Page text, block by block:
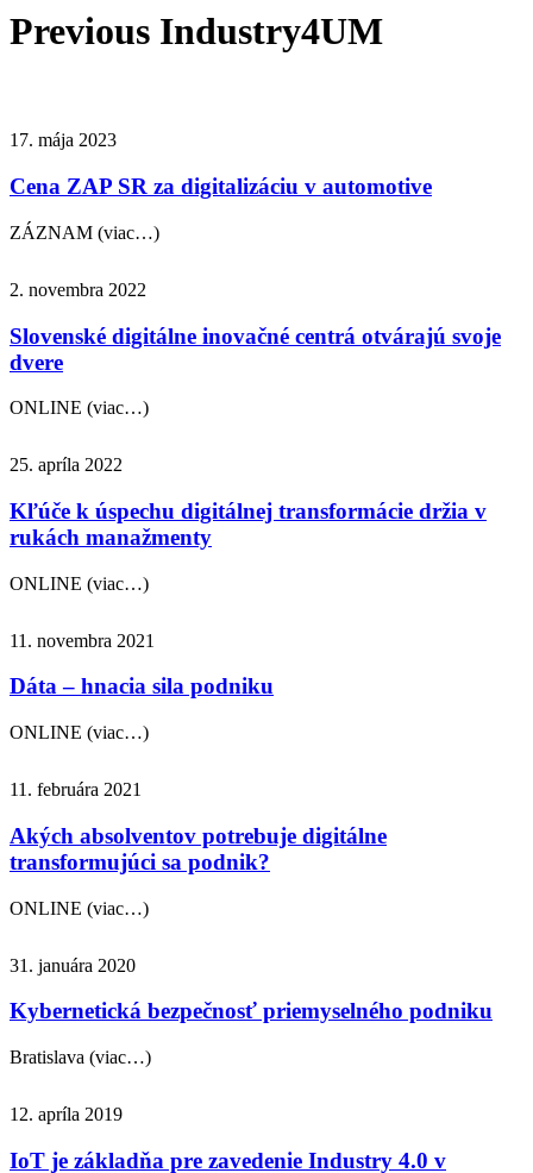
Previous Industry4UM
17. mája 2023
Cena ZAP SR za digitalizáciu v automotive
ZÁZNAM (viac…)
2. novembra 2022
Slovenské digitálne inovačné centrá otvárajú svoje
dvere
ONLINE (viac…)
25. apríla 2022
Kľúče k úspechu digitálnej transformácie držia v
rukách manažmenty
ONLINE (viac…)
11. novembra 2021
Dáta – hnacia sila podniku
ONLINE (viac…)
11. februára 2021
Akých absolventov potrebuje digitálne
transformujúci sa podnik?
ONLINE (viac…)
31. januára 2020
Kybernetická bezpečnosť priemyselného podniku
Bratislava (viac…)
12. apríla 2019
IoT je základňa pre zavedenie Industry 4.0 v